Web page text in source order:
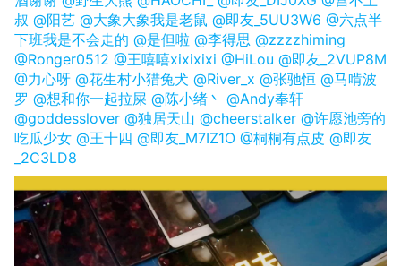
叔 @阳艺 @大象大象我是老鼠 @即友_5UU3W6 @六点半
下班我是不会走的 @是但啦 @李得思 @zzzzhiming
@Ronger0512 @王嘻嘻xixixixi @HiLou @即友_2VUP8M
@力心呀 @花生村小猎兔犬 @River_x @张驰恒 @马啃波
罗 @想和你一起拉屎 @陈小绪丶 @Andy奉轩
@goddesslover @独居天山 @cheerstalker @许愿池旁的
吃瓜少女 @王十四 @即友_M7IZ1O @桐桐有点皮 @即友
_2C3LD8